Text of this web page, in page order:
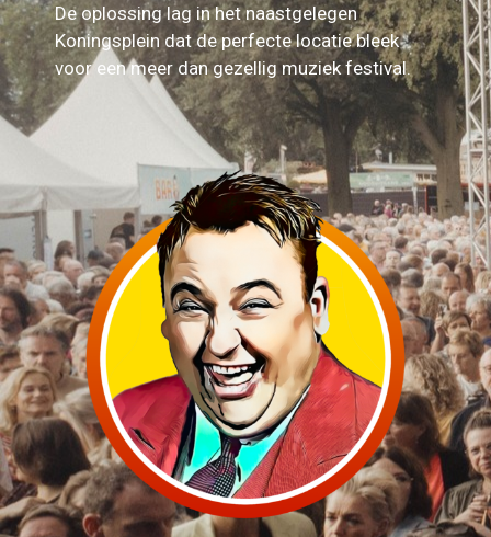
De oplossing lag in het naastgelegen
Koningsplein dat de perfecte locatie bleek
voor een meer dan gezellig muziek festival.